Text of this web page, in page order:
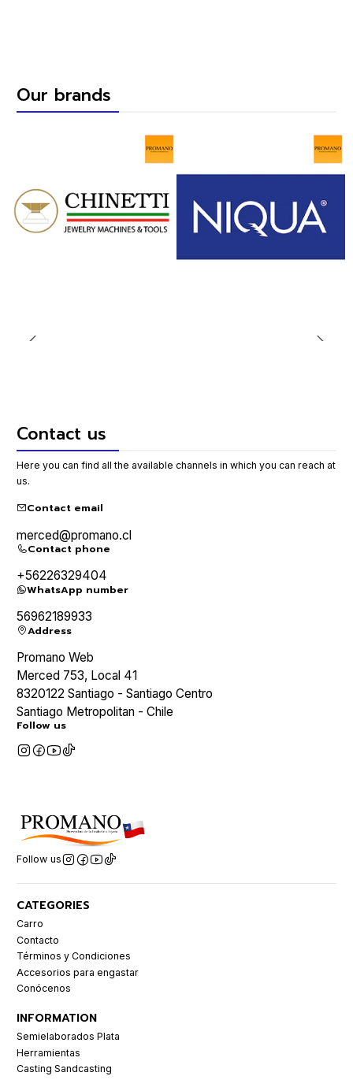
Our brands
Contact us
Here you can find all the available channels in which you can reach at
us.
Contact email
merced@promano.cl
Contact phone
+56226329404
WhatsApp number
56962189933
Address
Promano Web
Merced 753, Local 41
8320122 Santiago - Santiago Centro
Santiago Metropolitan - Chile
Follow us
Follow us
CATEGORIES
Carro
Contacto
Términos y Condiciones
Accesorios para engastar
Conócenos
INFORMATION
Semielaborados Plata
Herramientas
Casting Sandcasting